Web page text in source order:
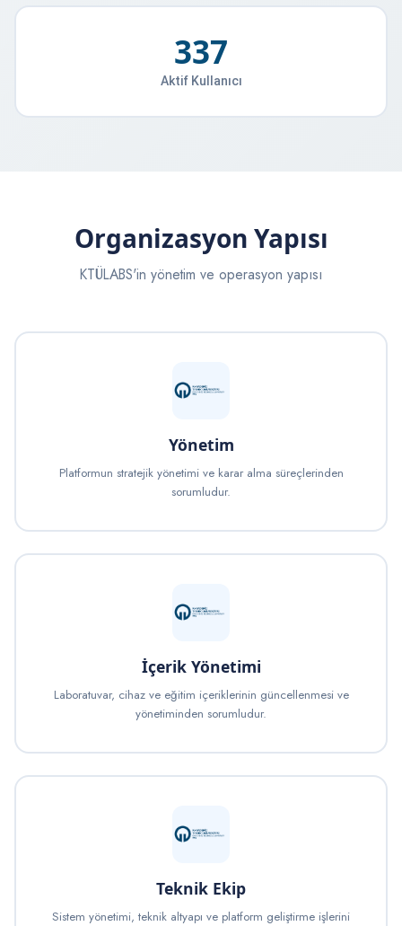
337
Aktif Kullanıcı
Organizasyon Yapısı
KTÜLABS'in yönetim ve operasyon yapısı
Yönetim
Platformun stratejik yönetimi ve karar alma süreçlerinden
sorumludur.
İçerik Yönetimi
Laboratuvar, cihaz ve eğitim içeriklerinin güncellenmesi ve
yönetiminden sorumludur.
Teknik Ekip
Sistem yönetimi, teknik altyapı ve platform geliştirme işlerini